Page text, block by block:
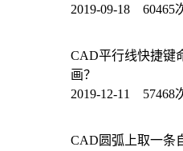
2019-09-18 60465
CAD平行线快捷键
画？
2019-12-11 57468
CAD圆弧上取一条